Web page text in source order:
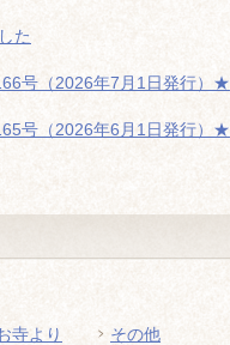
た
号（2026年7月1日発行）★
号（2026年6月1日発行）★
寺より その他